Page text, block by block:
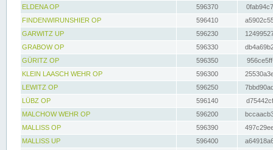
ELDENA OP
596370
FINDENWIRUNSHIER OP
596410
GARWITZ UP
596230
GRABOW OP
596330
GÜRITZ OP
596350
KLEIN LAASCH WEHR OP
596300
LEWITZ OP
596250
LÜBZ OP
596140
MALCHOW WEHR OP
596200
MALLISS OP
596390
MALLISS UP
596400